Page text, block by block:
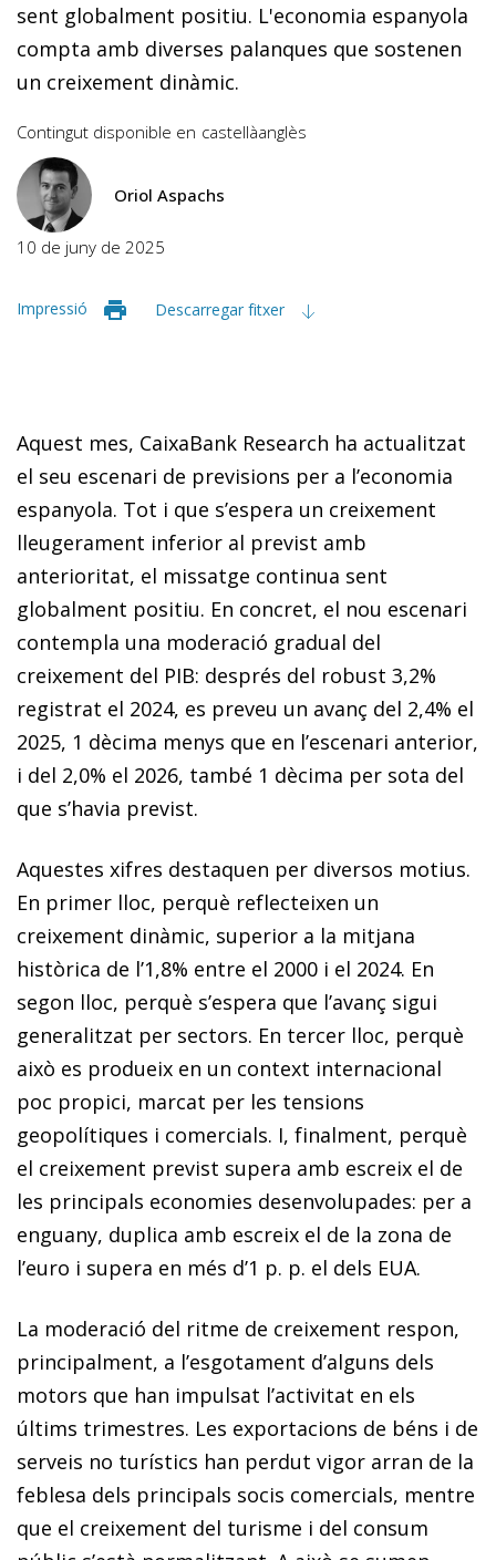
sent globalment positiu. L'economia espanyola
compta amb diverses palanques que sostenen
un creixement dinàmic.
Contingut disponible en castellàanglès
Oriol Aspachs
10 de juny de 2025
Impressió Descarregar fitxer
Aquest mes, CaixaBank Research ha actualitzat
el seu escenari de previsions per a l’economia
espanyola. Tot i que s’espera un creixement
lleugerament inferior al previst amb
anterioritat, el missatge continua sent
globalment positiu. En concret, el nou escenari
contempla una moderació gradual del
creixement del PIB: després del robust 3,2%
registrat el 2024, es preveu un avanç del 2,4% el
2025, 1 dècima menys que en l’escenari anterior,
i del 2,0% el 2026, també 1 dècima per sota del
que s’havia previst.
Aquestes xifres destaquen per diversos motius.
En primer lloc, perquè reflecteixen un
creixement dinàmic, superior a la mitjana
històrica de l’1,8% entre el 2000 i el 2024. En
segon lloc, perquè s’espera que l’avanç sigui
generalitzat per sectors. En tercer lloc, perquè
això es produeix en un context internacional
poc propici, marcat per les tensions
geopolítiques i comercials. I, finalment, perquè
el creixement previst supera amb escreix el de
les principals economies desenvolupades: per a
enguany, duplica amb escreix el de la zona de
l’euro i supera en més d’1 p. p. el dels EUA.
La moderació del ritme de creixement respon,
principalment, a l’esgotament d’alguns dels
motors que han impulsat l’activitat en els
últims trimestres. Les exportacions de béns i de
serveis no turístics han perdut vigor arran de la
feblesa dels principals socis comercials, mentre
que el creixement del turisme i del consum